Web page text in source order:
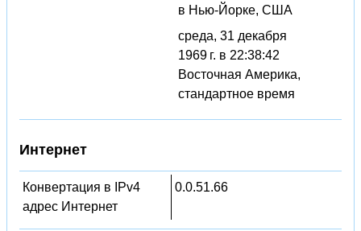
в Нью-Йорке, США
среда, 31 декабря
1969 г. в 22:38:42
Восточная Америка,
стандартное время
Интернет
Конвертация в IPv4
адрес Интернет
0.0.51.66